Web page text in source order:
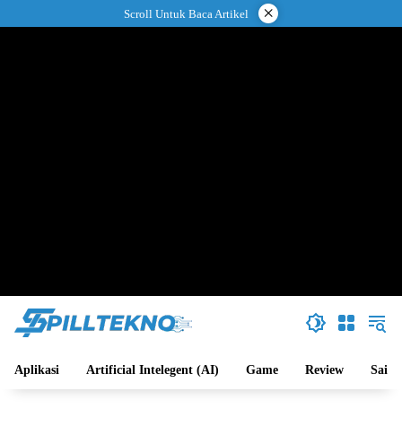
ke
Scroll Untuk Baca Artikel ×
Aplikasi Artificial Intelegent (AI) Game Review Sains